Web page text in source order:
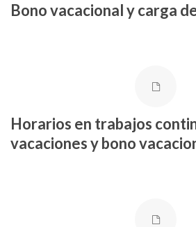
Bono vacacional y carga
Horarios en trabajos
vacaciones y bono